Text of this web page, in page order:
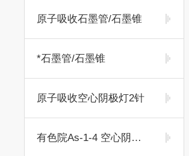
原子吸收石墨管/石墨锥
*石墨管/石墨锥
原子吸收空心阴极灯2针
有色院As-1-4 空心阴极灯